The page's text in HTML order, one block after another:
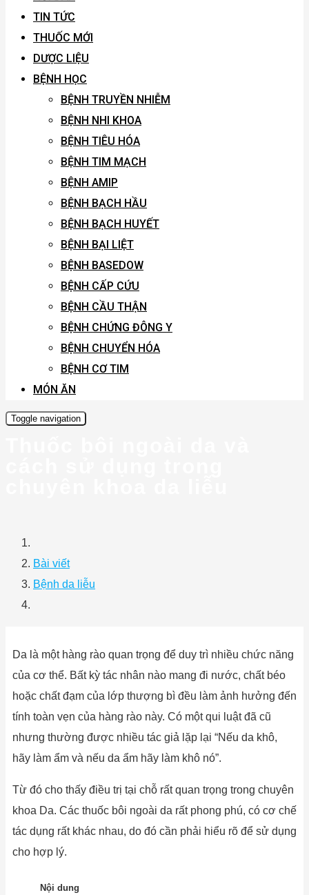
TIN TỨC
THUỐC MỚI
DƯỢC LIỆU
BỆNH HỌC
BỆNH TRUYỀN NHIỄM
BỆNH NHI KHOA
BỆNH TIÊU HÓA
BỆNH TIM MẠCH
BỆNH AMIP
BỆNH BẠCH HẦU
BỆNH BẠCH HUYẾT
BỆNH BẠI LIỆT
BỆNH BASEDOW
BỆNH CẤP CỨU
BỆNH CẦU THẬN
BỆNH CHỨNG ĐÔNG Y
BỆNH CHUYỂN HÓA
BỆNH CƠ TIM
MÓN ĂN
Toggle navigation
Bài viết
Bệnh da liễu
Da là một hàng rào quan trọng để duy trì nhiều chức năng
của cơ thể. Bất kỳ tác nhân nào mang đi nước, chất béo
hoặc chất đạm của lớp thượng bì đều làm ảnh hưởng đến
tính toàn vẹn của hàng rào này. Có một qui luật đã cũ
nhưng thường được nhiều tác giả lặp lại “Nếu da khô,
hãy làm ẩm và nếu da ẩm hãy làm khô nó”.
Từ đó cho thấy điều trị tại chỗ rất quan trọng trong chuyên
khoa Da. Các thuốc bôi ngoài da rất phong phú, có cơ chế
tác dụng rất khác nhau, do đó cần phải hiểu rõ để sử dụng
cho hợp lý.
Nội dung